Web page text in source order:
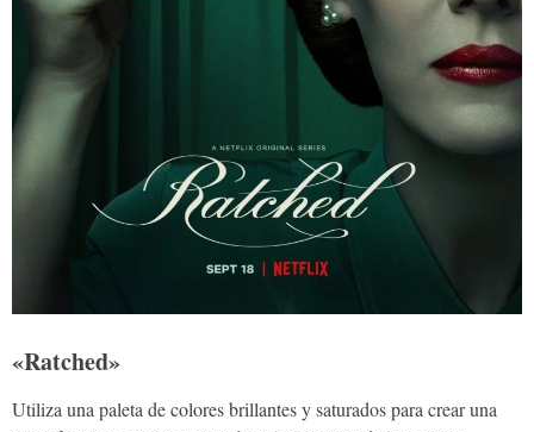
«Ratched»
Utiliza una paleta de colores brillantes y saturados para crear una